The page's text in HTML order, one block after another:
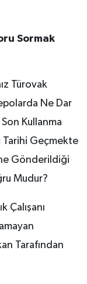
Sormak
Türovak
Ne Dar
Son Kullanma
Tarihi Geçmekte
Gönderildiği
Mudur?
Çalışanı
Tarafından